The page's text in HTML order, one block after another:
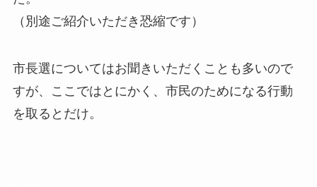
（別途ご紹介いただき恐縮です）
市長選についてはお聞きいただくことも多いので
すが、ここではとにかく、市民のためになる行動
を取るとだけ。